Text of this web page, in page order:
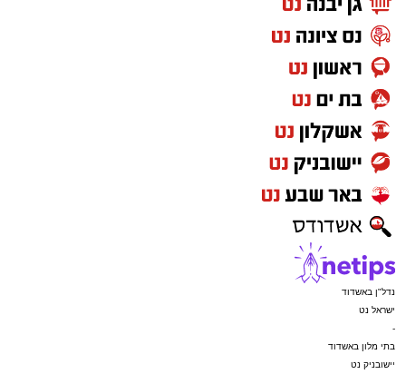
נדל"ן באשדוד
ישראל נט
-
בתי מלון באשדוד
יישובניק נט